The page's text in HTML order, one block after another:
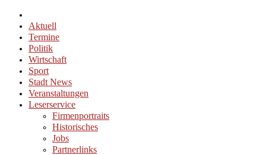
Aktuell
Termine
Politik
Wirtschaft
Sport
Stadt News
Veranstaltungen
Leserservice
Firmenportraits
Historisches
Jobs
Partnerlinks